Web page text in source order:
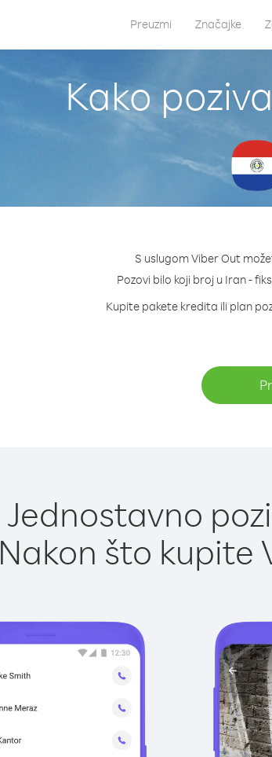
Preuzmi Značajke
Kako
S uslugom Viber Out
Pozovi bilo koji broj u Iran -
Kupite pakete kredita ili plan
Jednostavno
Nakon što kupite